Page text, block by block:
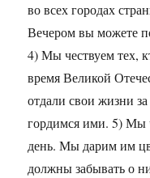
во всех городах
Вечером вы можете
4) Мы чествуем тех,
время Великой
отдали свои жизни
гордимся ими. 5) Мы
день. Мы дарим им
должны забывать о